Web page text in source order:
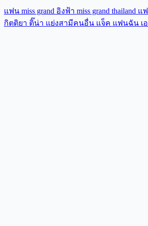
แฟน miss grand อิงฟ้า miss grand thailand แ
กิตติยา ติ๊น่า แย่งสามีคนอื่น แจ็ค แฟนฉัน เ